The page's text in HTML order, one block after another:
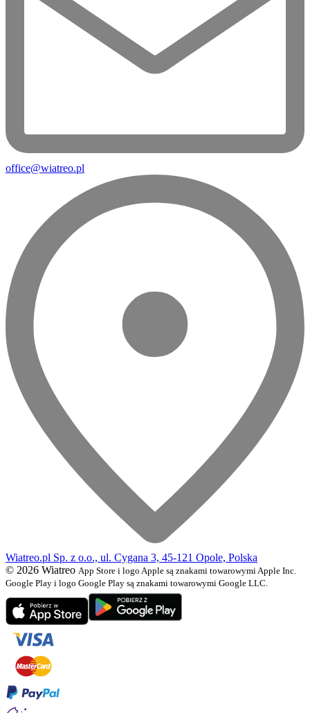
office@wiatreo.pl
Wiatreo.pl Sp. z o.o., ul. Cygana 3, 45-121 Opole, Polska
© 2026 Wiatreo App Store i logo Apple są znakami towarowymi Apple Inc.
Google Play i logo Google Play są znakami towarowymi Google LLC.